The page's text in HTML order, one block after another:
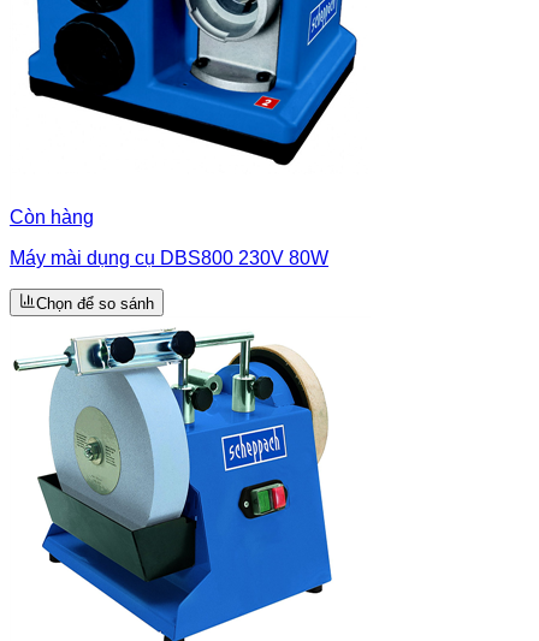
Còn hàng
Máy mài dụng cụ DBS800 230V 80W
Chọn để so sánh